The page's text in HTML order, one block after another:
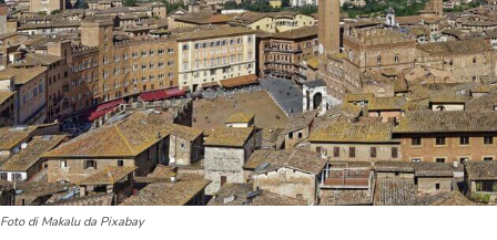
Foto di Makalu da Pixabay